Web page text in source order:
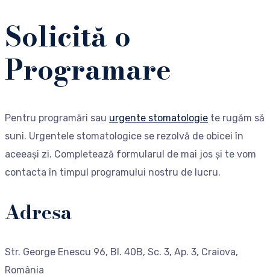
Solicită o
Programare
Pentru programări sau urgente stomatologie te rugăm să
suni. Urgentele stomatologice se rezolvă de obicei în
aceeași zi. Completează formularul de mai jos și te vom
contacta în timpul programului nostru de lucru.
Adresa
Str. George Enescu 96, Bl. 40B, Sc. 3, Ap. 3, Craiova,
România